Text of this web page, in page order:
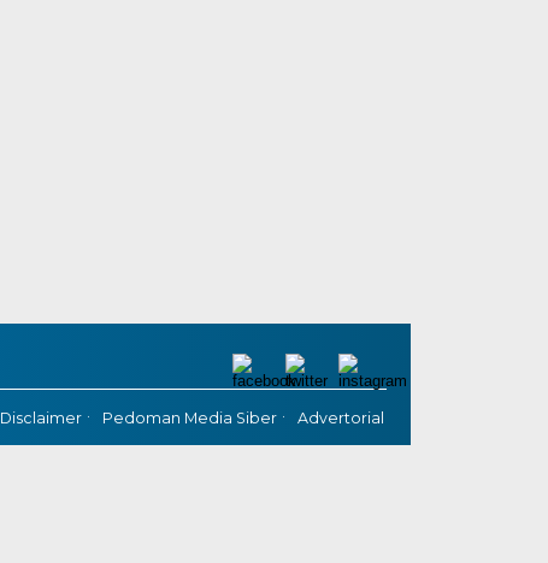
Disclaimer Pedoman Media Siber Advertorial